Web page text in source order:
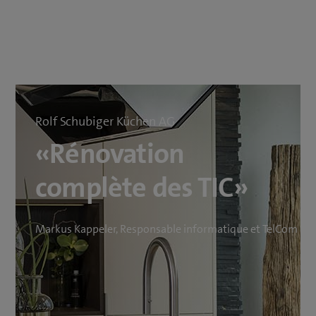
Rolf Schubiger Küchen AG
«Rénovation
complète des TIC»
Markus Kappeler, Responsable informatique et TelCom